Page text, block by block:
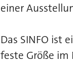
einer
Das SINFO ist
feste Größe im